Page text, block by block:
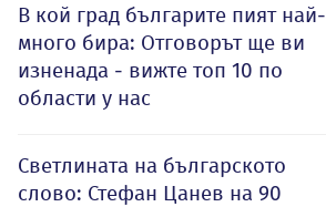
В кой град българите пият най-
много бира: Отговорът ще ви
изненада - вижте топ 10 по
области у нас
Светлината на българското
слово: Стефан Цанев на 90